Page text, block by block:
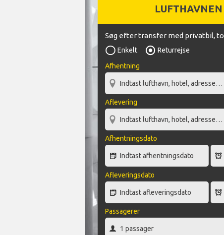
LUFTHAVNEN
Søg efter transfer med privatbil,
Enkelt
Returrejse
Afhentning
Aflevering
Afhentningsdato
Afleveringsdato
Passagerer